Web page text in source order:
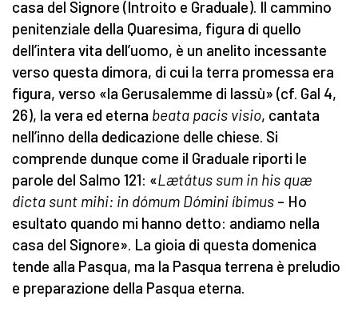
casa del Signore (Introito e Graduale). Il cammino
penitenziale della Quaresima, figura di quello
dell’intera vita dell’uomo, è un anelito incessante
verso questa dimora, di cui la terra promessa era
figura, verso «la Gerusalemme di lassù» (cf. Gal 4,
26), la vera ed eterna beata pacis visio, cantata
nell’inno della dedicazione delle chiese. Si
comprende dunque come il Graduale riporti le
parole del Salmo 121: «Lætátus sum in his quæ
dicta sunt mihi: in dómum Dómini íbimus – Ho
esultato quando mi hanno detto: andiamo nella
casa del Signore». La gioia di questa domenica
tende alla Pasqua, ma la Pasqua terrena è preludio
e preparazione della Pasqua eterna.